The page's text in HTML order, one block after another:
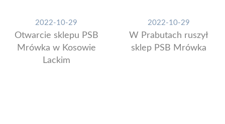
2022-10-29
Otwarcie sklepu PSB
Mrówka w Kosowie
Lackim
2022-10-29
W Prabutach ruszył
sklep PSB Mrówka